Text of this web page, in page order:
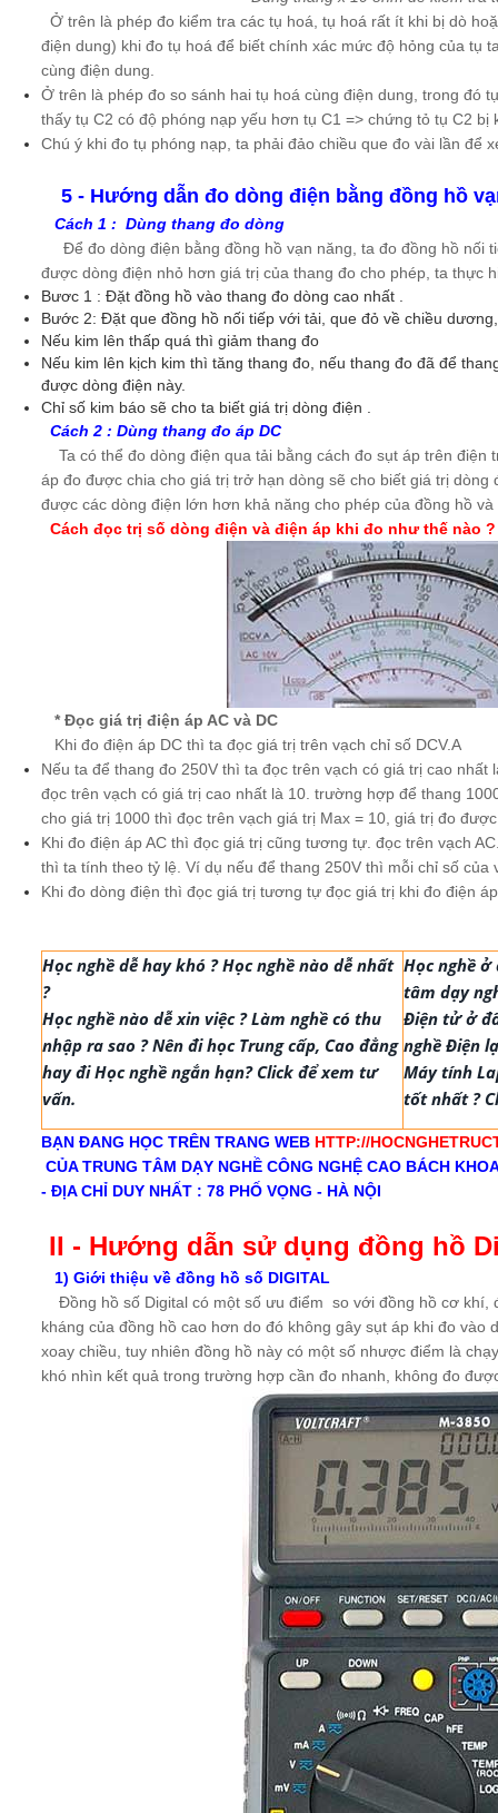
Ở trên là phép đo kiểm tra các tụ hoá, tụ hoá rất ít khi bị dò
điện dung) khi đo tụ hoá để biết chính xác mức độ hỏng của tụ
cùng điện dung.
Ở trên là phép đo so sánh hai tụ hoá cùng điện dung, trong đó
thấy tụ C2 có độ phóng nạp yếu hơn tụ C1 => chứng tỏ tụ C2 bị
Chú ý khi đo tụ phóng nạp, ta phải đảo chiều que đo vài lần để
5 - Hướng dẫn đo dòng điện bằng đồng hồ
Cách 1 : Dùng thang đo dòng
Để đo dòng điện bằng đồng hồ vạn năng, ta đo đồng hồ nối
được dòng điện nhỏ hơn giá trị của thang đo cho phép, ta thực
Bươc 1 : Đặt đồng hồ vào thang đo dòng cao nhất .
Bước 2: Đặt que đồng hồ nối tiếp với tải, que đỏ về chiều
Nếu kim lên thấp quá thì giảm thang đo
Nếu kim lên kịch kim thì tăng thang đo, nếu thang đo đã để
được dòng điện này.
Chỉ số kim báo sẽ cho ta biết giá trị dòng điện .
Cách 2 : Dùng thang đo áp DC
Ta có thể đo dòng điện qua tải bằng cách đo sụt áp trên điện
áp đo được chia cho giá trị trở hạn dòng sẽ cho biết giá trị dòng
được các dòng điện lớn hơn khả năng cho phép của đồng hồ
Cách đọc trị số dòng điện và điện áp khi đo như thế nào ?
* Đọc giá trị điện áp AC và DC
Khi đo điện áp DC thì ta đọc giá trị trên vạch chỉ số DCV.A
Nếu ta để thang đo 250V thì ta đọc trên vạch có giá trị cao
đọc trên vạch có giá trị cao nhất là 10. trường hợp để thang
cho giá trị 1000 thì đọc trên vạch giá trị Max = 10, giá trị đo
Khi đo điện áp AC thì đọc giá trị cũng tương tự. đọc trên vạch
thì ta tính theo tỷ lệ. Ví dụ nếu để thang 250V thì mỗi chỉ số
Khi đo dòng điện thì đọc giá trị tương tự đọc giá trị khi đo điện áp
Học nghề dễ hay khó ? Học nghề nào dễ nhất
?
Học nghề nào dễ xin việc ? Làm nghề có thu
nhập ra sao ? Nên đi học Trung cấp, Cao đẳng
hay đi Học nghề ngắn hạn? Click để xem tư
vấn.
Học nghề
tâm dạy
Điện tử ở
nghề Điện
Máy tính
tốt nhất ?
BẠN ĐANG HỌC TRÊN TRANG WEB HTTP://
CỦA TRUNG TÂM DẠY NGHỀ CÔNG NGHỆ CAO BÁCH
- ĐỊA CHỈ DUY NHẤT : 78 PHỐ VỌNG - HÀ NỘI
II - Hướng dẫn sử dụng đồng hồ
1) Giới thiệu về đồng hồ số DIGITAL
Đồng hồ số Digital có một số ưu điểm so với đồng hồ cơ khí,
kháng của đồng hồ cao hơn do đó không gây sụt áp khi đo vào
xoay chiều, tuy nhiên đồng hồ này có một số nhược điểm là
khó nhìn kết quả trong trường hợp cần đo nhanh, không đo